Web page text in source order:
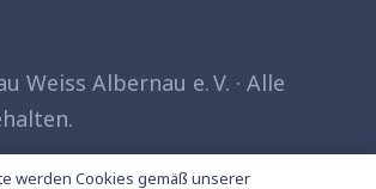
Weiss Albernau e. V. · Alle
werden Cookies gemäß unserer